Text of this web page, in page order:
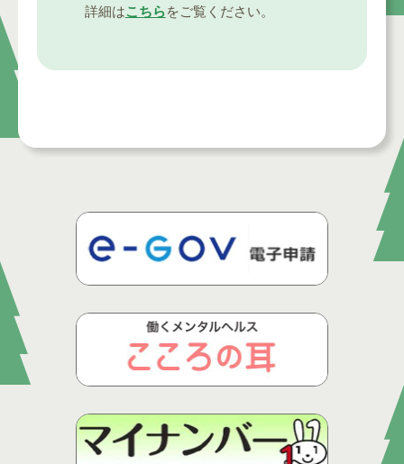
詳細はこちらをご覧ください。